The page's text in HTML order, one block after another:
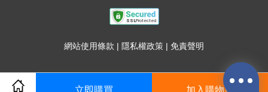
立即購買 加入購物車
網站使用條款 隱私權政策 免責聲明